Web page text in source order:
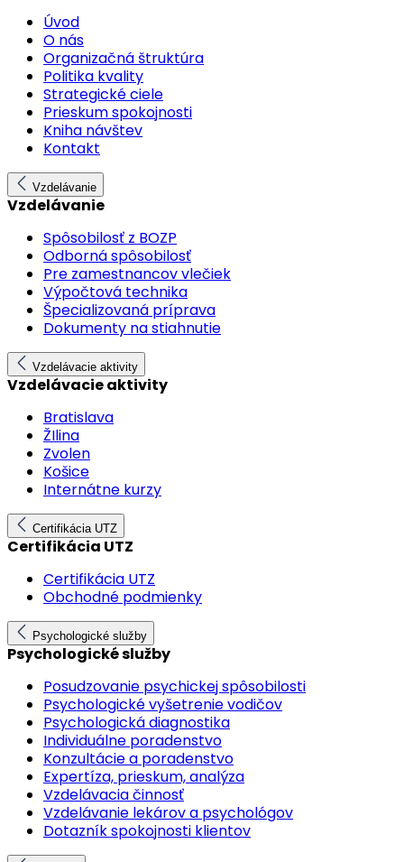
Úvod
O nás
Organizačná štruktúra
Politika kvality
Strategické ciele
Prieskum spokojnosti
Kniha návštev
Kontakt
Vzdelávanie
Vzdelávanie
Spôsobilosť z BOZP
Odborná spôsobilosť
Pre zamestnancov vlečiek
Výpočtová technika
Špecializovaná príprava
Dokumenty na stiahnutie
Vzdelávacie aktivity
Vzdelávacie aktivity
Bratislava
ŽIlina
Zvolen
Košice
Internátne kurzy
Certifikácia UTZ
Certifikácia UTZ
Certifikácia UTZ
Obchodné podmienky
Psychologické služby
Psychologické služby
Posudzovanie psychickej spôsobilosti
Psychologické vyšetrenie vodičov
Psychologická diagnostika
Individuálne poradenstvo
Konzultácie a poradenstvo
Expertíza, prieskum, analýza
Vzdelávacia činnosť
Vzdelávanie lekárov a psychológov
Dotazník spokojnosti klientov